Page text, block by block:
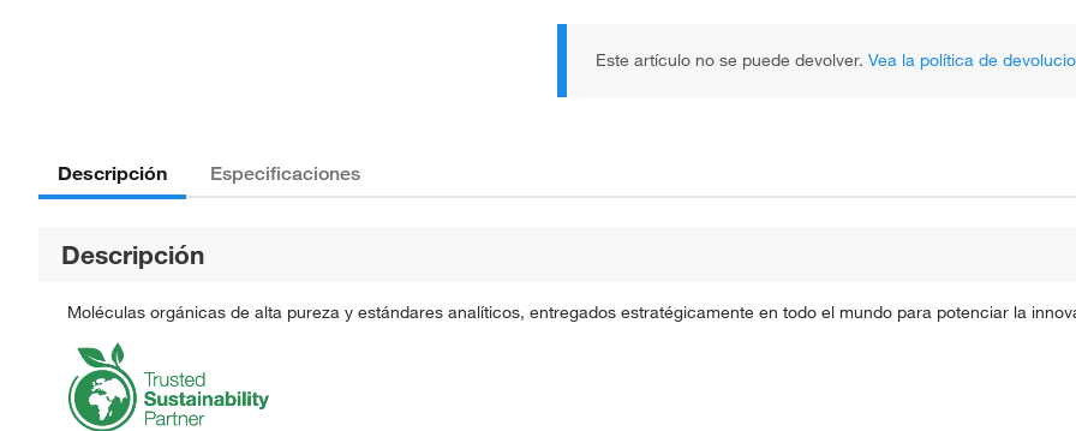
Este artículo no se puede devolver. Vea la política de
Descripción Especificaciones
Descripción
Moléculas orgánicas de alta pureza y estándares analíticos, entregados estratégicamente en todo el mundo para potenciar la